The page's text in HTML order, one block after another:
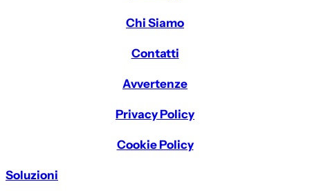
Chi Siamo
Contatti
Avvertenze
Privacy Policy
Cookie Policy
Soluzioni